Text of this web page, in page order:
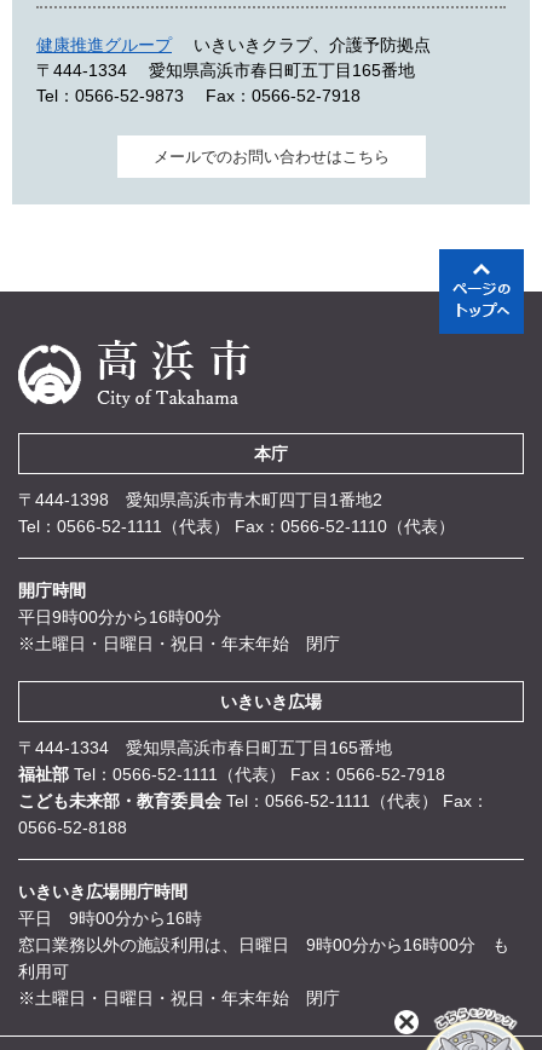
健康推進グループ
いきいきクラブ、介護予防拠点
〒444-1334
愛知県高浜市春日町五丁目165番地
Tel：0566-52-9873
Fax：0566-52-7918
メールでのお問い合わせはこちら
本庁
〒444-1398 愛知県高浜市青木町四丁目1番地2
Tel：0566-52-1111（代表）
Fax：0566-52-1110（代表）
開庁時間
平日9時00分から16時00分
※土曜日・日曜日・祝日・年末年始 閉庁
いきいき広場
〒444-1334 愛知県高浜市春日町五丁目165番地
福祉部 Tel：0566-52-1111（代表）
Fax：0566-52-7918
こども未来部・教育委員会 Tel：0566-52-1111（代表）
Fax：
0566-52-8188
いきいき広場開庁時間
平日 9時00分から16時
窓口業務以外の施設利用は、日曜日 9時00分から16時00分 も
利用可
※土曜日・日曜日・祝日・年末年始 閉庁
閉